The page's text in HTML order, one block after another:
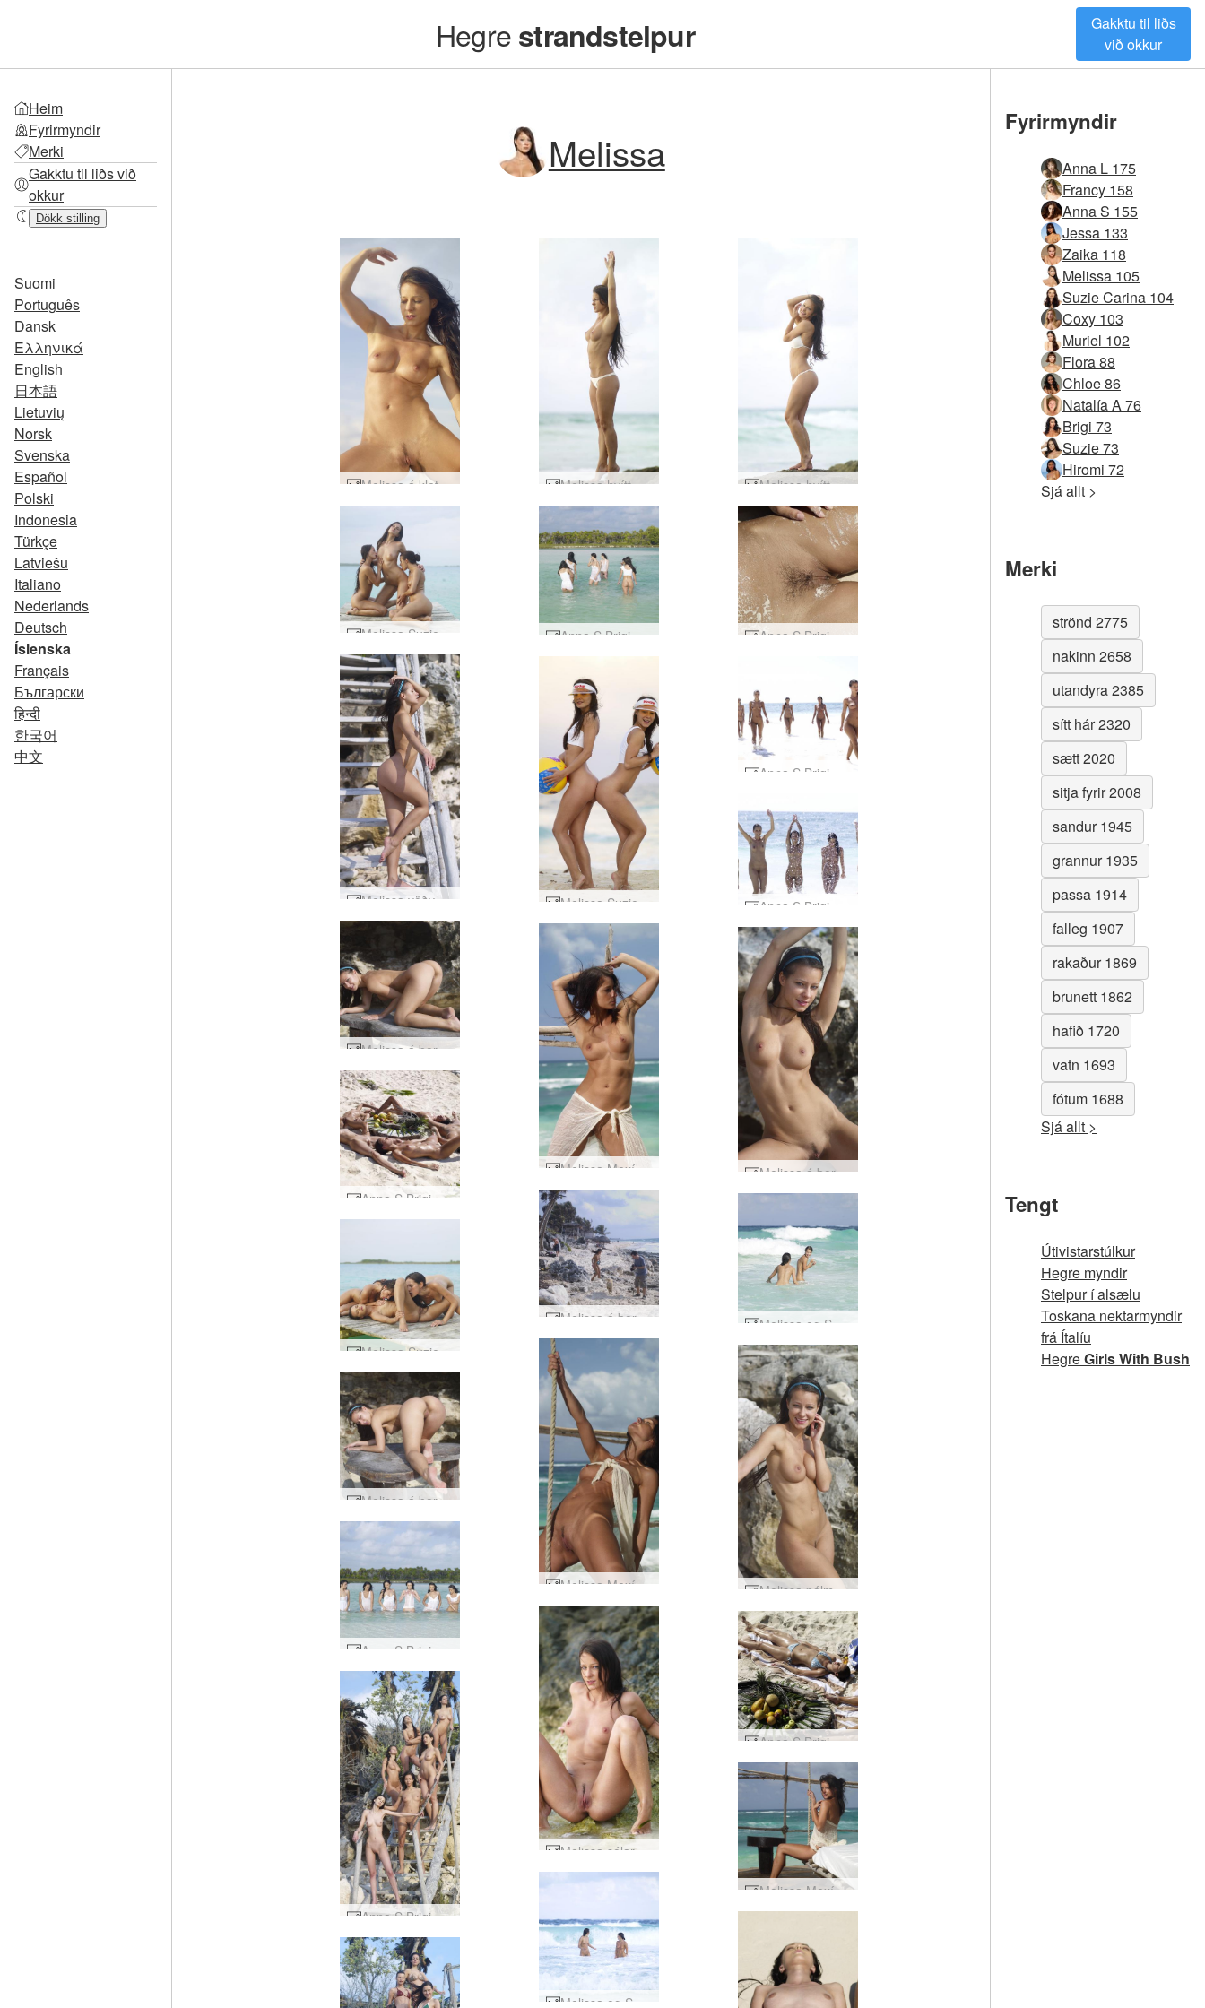
Hegrestrandstelpur
Gakktu til liðs
við okkur
Heim
Fyrirmyndir
Merki
Gakktu til liðs við
okkur
Dökk stilling
Suomi
Português
Dansk
Ελληνικά
English
日本語
Lietuvių
Norsk
Svenska
Español
Polski
Indonesia
Türkçe
Latviešu
Italiano
Nederlands
Deutsch
Íslenska
Français
Български
हिन्दी
한국어
中文
Melissa
Melissa á klettunum #8 Melissa hvítt bikiní #33 Melissa hvítt bikiní #5
Anna S Brigi Melissa Suzie Suzie Carina blaut og sand #81
Melissa vöðvar #2
Melissa á borði #9
Melissa Mexíkó #82
Melissa á borði #37
Anna S Brigi Melissa Suzie Suzie Carina Formation #5
Melissa á borði #54
Melissa Mexíkó #14 Melissa pálmatré #57
Melissa á borði #13
Melissa sólarupprás #33
Anna S Brigi Melissa Muriel Suzie Suzie Carina lautarferð í Mexíkó hluti 1 #19
Anna S Brigi Muriel Melissa Suzie og Suzie Carina sólarupprás #48
Melissa Mexíkó #27
Fyrirmyndir
Anna L 175
Francy 158
Anna S 155
Jessa 133
Zaika 118
Melissa 105
Suzie Carina 104
Coxy 103
Muriel 102
Flora 88
Chloe 86
Natalía A 76
Brigi 73
Suzie 73
Hiromi 72
Sjá allt >
Merki
strönd 2775
nakinn 2658
utandyra 2385
sítt hár 2320
sætt 2020
sitja fyrir 2008
sandur 1945
grannur 1935
passa 1914
falleg 1907
rakaður 1869
brunett 1862
hafið 1720
vatn 1693
fótum 1688
Sjá allt >
Tengt
Útivistarstúlkur
Hegre myndir
Stelpur í alsælu
Toskana nektarmyndir
frá Ítalíu
HegreGirls With Bush